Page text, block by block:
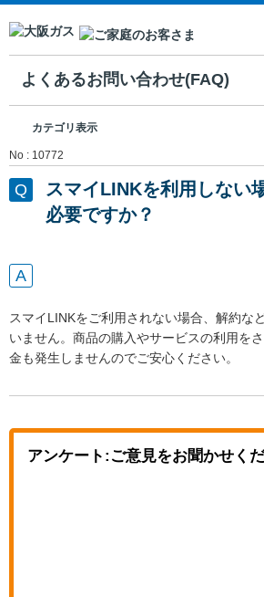
よくあるお問い合わせ(FAQ)
カテゴリ表示
No : 10772
スマイLINKを利用しない
必要ですか？
スマイLINKをご利用されない場合、解約な
いません。商品の購入やサービスの利用を
金も発生しませんのでご安心ください。
アンケート:ご意見をお聞かせく